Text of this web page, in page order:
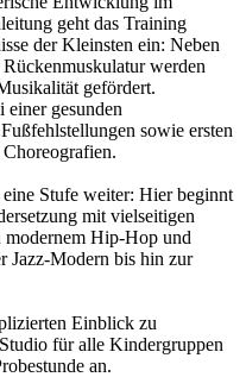
geht das Training
der Kleinsten ein: Neben
werden
gefördert.
gesunden
sowie ersten
Stufe weiter: Hier beginnt
mit vielseitigen
modernem Hip-Hop und
Jazz-Modern bis hin zur
Einblick zu
für alle Kindergruppen
an.